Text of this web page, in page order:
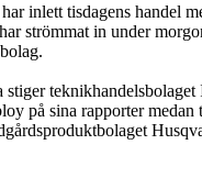
inlett tisdagens handel
strömmat in under
teknikhandelsbolaget
på sina rapporter medan